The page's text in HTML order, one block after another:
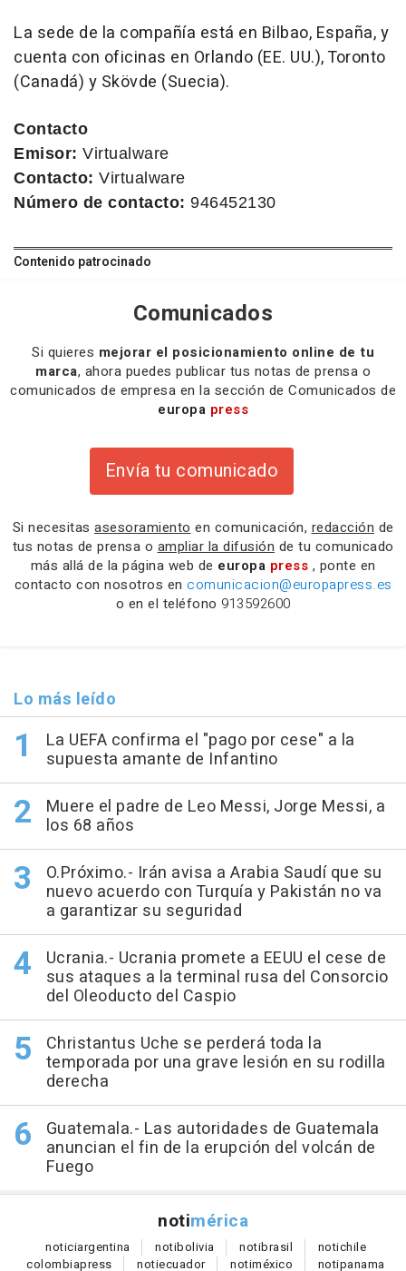
La sede de la compañía está en Bilbao, España, y
cuenta con oficinas en Orlando (EE. UU.), Toronto
(Canadá) y Skövde (Suecia).
Contacto
Emisor: Virtualware
Contacto: Virtualware
Número de contacto: 946452130
Contenido patrocinado
Comunicados
Si quieres mejorar el posicionamiento online de tu
marca, ahora puedes publicar tus notas de prensa o
comunicados de empresa en la sección de Comunicados de
europa press
Envía tu comunicado
Si necesitas asesoramiento en comunicación, redacción de
tus notas de prensa o ampliar la difusión de tu comunicado
más allá de la página web de europa press , ponte en
contacto con nosotros en comunicacion@europapress.es
o en el teléfono 913592600
Lo más leído
La UEFA confirma el "pago por cese" a la
supuesta amante de Infantino
Muere el padre de Leo Messi, Jorge Messi, a
los 68 años
O.Próximo.- Irán avisa a Arabia Saudí que su
nuevo acuerdo con Turquía y Pakistán no va
a garantizar su seguridad
Ucrania.- Ucrania promete a EEUU el cese de
sus ataques a la terminal rusa del Consorcio
del Oleoducto del Caspio
Christantus Uche se perderá toda la
temporada por una grave lesión en su rodilla
derecha
Guatemala.- Las autoridades de Guatemala
anuncian el fin de la erupción del volcán de
Fuego
notimérica
noticiargentina notibolivia notibrasil notichile
colombiapress notiecuador notiméxico notipanama